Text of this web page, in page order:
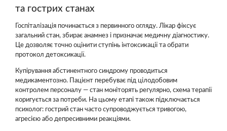
та гострих станах
Госпіталізація починається з первинного огляду. Лікар фіксує
загальний стан, збирає анамнез і призначає медичну діагностику.
Це дозволяє точно оцінити ступінь інтоксикації та обрати
протокол детоксикації.
Купірування абстинентного синдрому проводиться
медикаментозно. Пацієнт перебуває під цілодобовим
контролем персоналу — стан моніторять регулярно, схема терапії
коригується за потреби. На цьому етапі також підключається
психолог: гострий стан часто супроводжується тривогою,
агресією або депресивними реакціями.